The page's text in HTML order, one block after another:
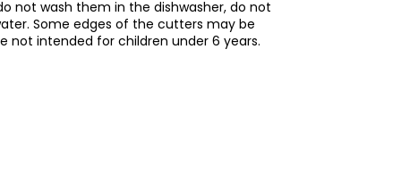
not wash them in the dishwasher, do not
Some edges of the cutters may be
not intended for children under 6 years.